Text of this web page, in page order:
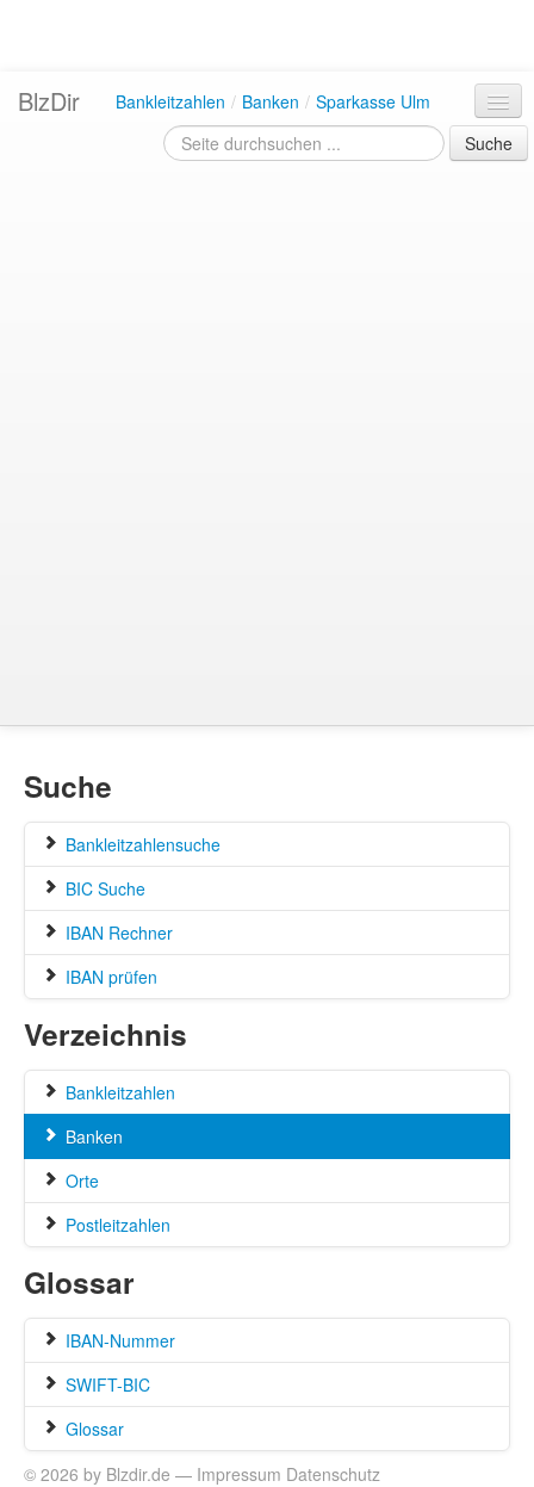
BlzDir Bankleitzahlen / Banken / Sparkasse Ulm
Suche
Suche
Bankleitzahlensuche
BIC Suche
IBAN Rechner
IBAN prüfen
Verzeichnis
Bankleitzahlen
Banken
Orte
Postleitzahlen
Glossar
IBAN-Nummer
SWIFT-BIC
Glossar
© 2026 by Blzdir.de — Impressum Datenschutz